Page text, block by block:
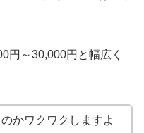
円～30,000円と幅広く
かワクワクしますよ